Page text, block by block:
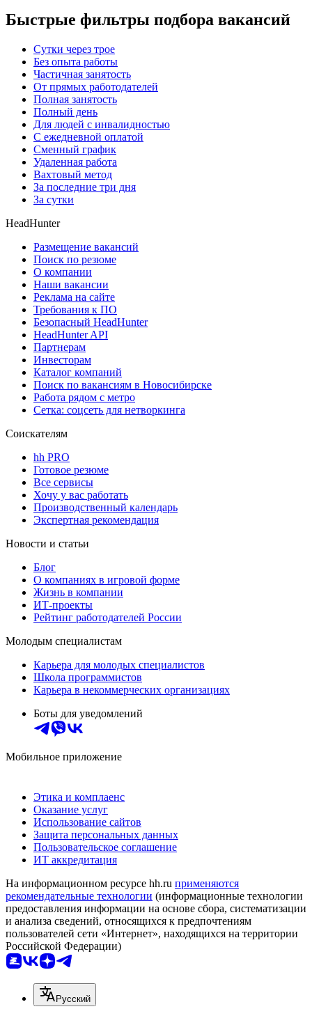
Быстрые фильтры подбора вакансий
Сутки через трое
Без опыта работы
Частичная занятость
От прямых работодателей
Полная занятость
Полный день
Для людей с инвалидностью
С ежедневной оплатой
Сменный график
Удаленная работа
Вахтовый метод
За последние три дня
За сутки
HeadHunter
Размещение вакансий
Поиск по резюме
О компании
Наши вакансии
Реклама на сайте
Требования к ПО
Безопасный HeadHunter
HeadHunter API
Партнерам
Инвесторам
Каталог компаний
Поиск по вакансиям в Новосибирске
Работа рядом с метро
Сетка: соцсеть для нетворкинга
Соискателям
hh PRO
Готовое резюме
Все сервисы
Хочу у вас работать
Производственный календарь
Экспертная рекомендация
Новости и статьи
Блог
О компаниях в игровой форме
Жизнь в компании
ИТ-проекты
Рейтинг работодателей России
Молодым специалистам
Карьера для молодых специалистов
Школа программистов
Карьера в некоммерческих организациях
Боты для уведомлений
Мобильное приложение
Этика и комплаенс
Оказание услуг
Использование сайтов
Защита персональных данных
Пользовательское соглашение
ИТ аккредитация
На информационном ресурсе hh.ru применяются
рекомендательные технологии (информационные технологии
предоставления информации на основе сбора, систематизации
и анализа сведений, относящихся к предпочтениям
пользователей сети «Интернет», находящихся на территории
Российской Федерации)
Русский